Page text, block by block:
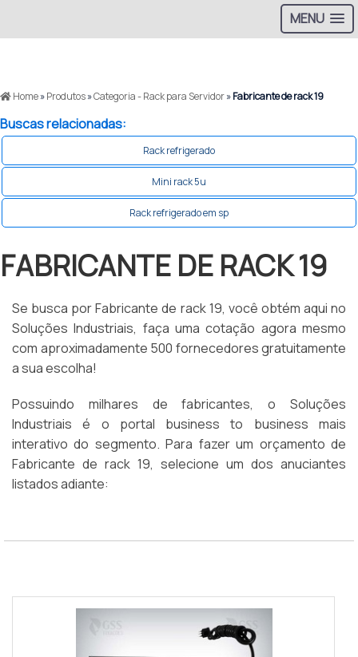
MENU
Home»Produtos»Categoria - Rack para Servidor»Fabricante de rack 19
Buscas relacionadas:
Rack refrigerado
Mini rack 5u
Rack refrigerado em sp
FABRICANTE DE RACK 19
Se busca por Fabricante de rack 19, você obtém aqui no
Soluções Industriais, faça uma cotação agora mesmo
com aproximadamente 500 fornecedores gratuitamente
a sua escolha!
Possuindo milhares de fabricantes, o Soluções
Industriais é o portal business to business mais
interativo do segmento. Para fazer um orçamento de
Fabricante de rack 19, selecione um dos anuciantes
listados adiante: